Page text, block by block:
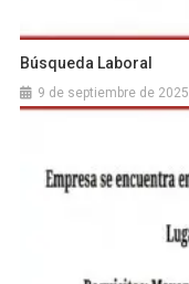
Búsqueda Laboral
9 de septiembre de 2025